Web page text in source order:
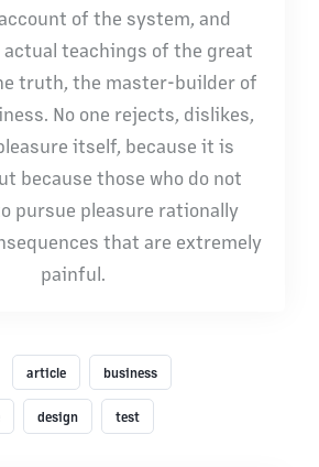
of the system, and
actual teachings of the great
truth, the master-builder of
No one rejects, dislikes,
itself, because it is
because those who do not
pursue pleasure rationally
that are extremely
painful.
article business
design test